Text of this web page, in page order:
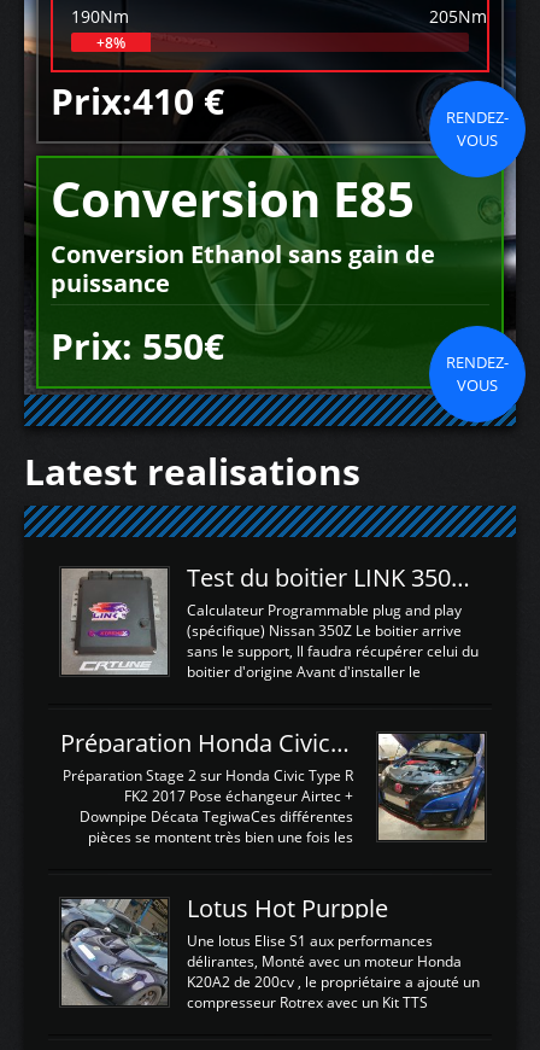
190Nm 205Nm
+8%
Prix:410 €
RENDEZ-
VOUS
Conversion E85
Conversion Ethanol sans gain de
puissance
Prix: 550€
RENDEZ-
VOUS
Latest realisations
Test du boitier LINK 350Z Plugin ECU
Calculateur Programmable plug and play
(spécifique) Nissan 350Z Le boitier arrive
sans le support, Il faudra récupérer celui du
boitier d'origine Avant d'installer le
d'envoyer l'information de la large bande
dans le boitier. sydney sweeney deepfake
La sortie 0-5V de l'afr sera connectée sur
l'entrée AN Volt 8 et GndAN pour
Analogique, et Volt car l'information est une
tension (Pas une résistance variable d'un
est temps de brancher le ...
Préparation Honda Civic Type R FK2
Préparation Stage 2 sur Honda Civic Type R
FK2 2017 Pose échangeur Airtec +
Downpipe Décata TegiwaCes différentes
pièces se montent très bien une fois les
légere découpe du plastique inferieur,
negénant en rien la structure ou le
fonctionnement du fond plat. Une
reprogrammation Stage 2 est faite sur le
calculateur d'origine. Une alternative
économique au passage sur Hondata
d'origine 310cv et 400Nn , Une fois
Lotus Hot Purpple
Une lotus Elise S1 aux performances
délirantes, Monté avec un moteur Honda
K20A2 de 200cv , le propriétaire a ajouté un
compresseur Rotrex avec un Kit TTS